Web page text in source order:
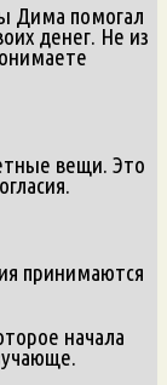
Дима помогал
денег. Не из
вещи. Это
принимаются
начала